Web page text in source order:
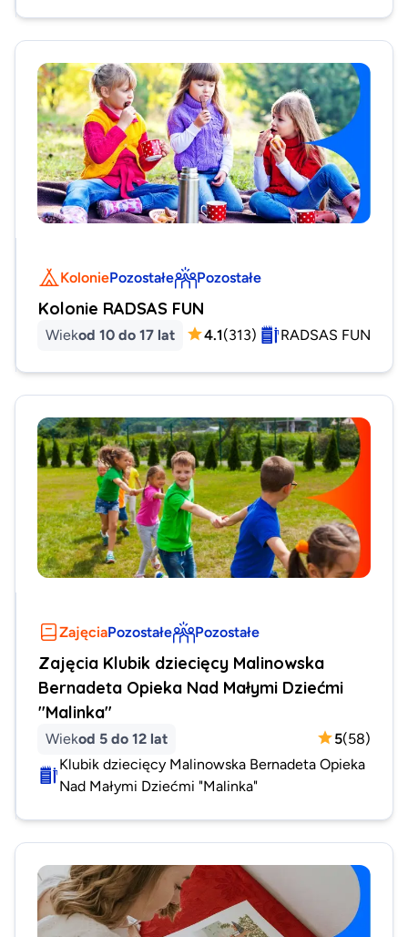
KoloniePozostałe Pozostałe
Kolonie RADSAS FUN
Wiekod 10 do 17 lat 4.1(313) RADSAS FUN
ZajęciaPozostałe Pozostałe
Zajęcia Klubik dziecięcy Malinowska
Bernadeta Opieka Nad Małymi Dziećmi
"Malinka"
Wiekod 5 do 12 lat 5(58)
Klubik dziecięcy Malinowska Bernadeta Opieka
Nad Małymi Dziećmi "Malinka"